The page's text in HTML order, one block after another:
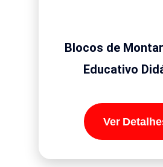
Blocos de
Educativo
Ver